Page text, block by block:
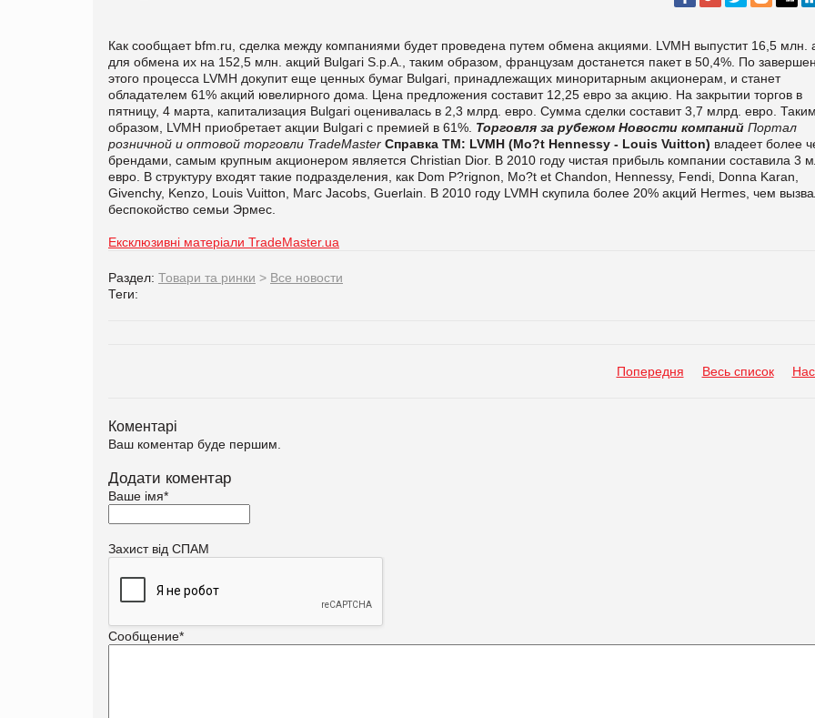
Как сообщает bfm.ru, сделка между компаниями будет проведена путем обмена акциями. LVMH выпустит 16,5 млн.
для обмена их на 152,5 млн. акций Bulgari S.p.A., таким образом, французам достанется пакет в 50,4%. По
этого процесса LVMH докупит еще ценных бумаг Bulgari, принадлежащих миноритарным акционерам, и станет
обладателем 61% акций ювелирного дома. Цена предложения составит 12,25 евро за акцию. На закрытии торгов в
пятницу, 4 марта, капитализация Bulgari оценивалась в 2,3 млрд. евро. Сумма сделки составит 3,7 млрд. евро. Таким
образом, LVMH приобретает акции Bulgari с премией в 61%. Торговля за рубежом Новости компаний Портал
розничной и оптовой торговли TradeMaster Справка ТМ: LVMH (Mo?t Hennessy - Louis Vuitton) владеет более
брендами, самым крупным акционером является Christian Dior. В 2010 году чистая прибыль компании составила 3
евро. В структуру входят такие подразделения, как Dom P?rignon, Mo?t et Chandon, Hennessy, Fendi, Donna Karan,
Givenchy, Kenzo, Louis Vuitton, Marc Jacobs, Guerlain. В 2010 году LVMH скупила более 20% акций Hermes, чем
беспокойство семьи Эрмес.
Ексклюзивні матеріали TradeMaster.ua
Раздел: Товари та ринки > Все новости
Теги:
Попередня Весь список
Коментарі
Ваш коментар буде першим.
Додати коментар
Ваше імя*
Захист від СПАМ
Сообщение*